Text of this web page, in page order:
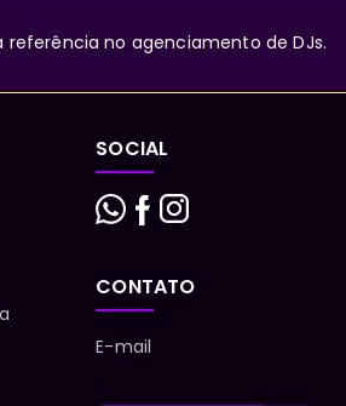
referência no agenciamento de DJs.
SOCIAL
CONTATO
E-mail